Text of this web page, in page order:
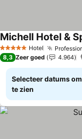
5 Sterren Hotel
Prijzen bekijken
8,3 Zeer goed 4.964
Selecteer datums
te zien